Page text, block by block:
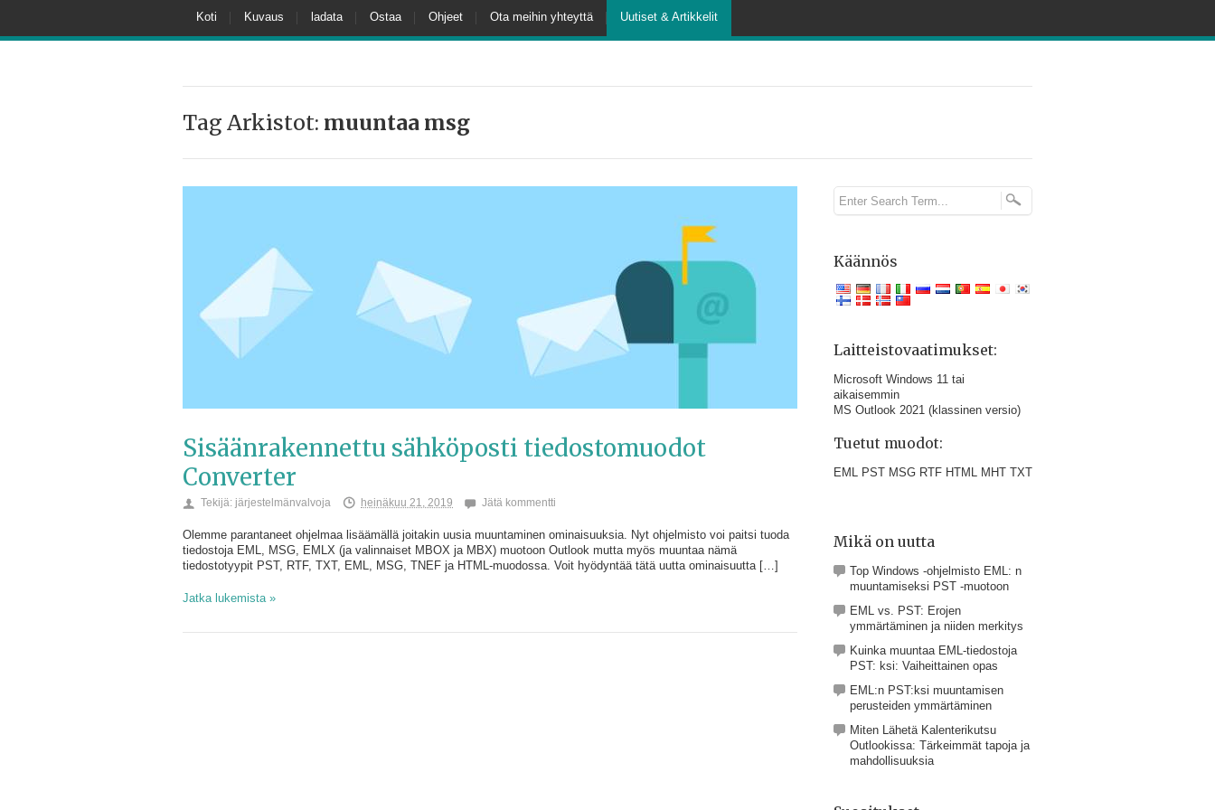
Koti Kuvaus ladata Ostaa Ohjeet Ota meihin yhteyttä Uutiset & Artikkelit
Tag Arkistot: muuntaa msg
Sisäänrakennettu sähköposti tiedostomuodot
Converter
Tekijä: järjestelmänvalvoja heinäkuu 21, 2019 Jätä kommentti
Olemme parantaneet ohjelmaa lisäämällä joitakin uusia muuntaminen ominaisuuksia. Nyt ohjelmisto voi paitsi tuoda
tiedostoja EML, MSG, EMLX (ja valinnaiset MBOX ja MBX) muotoon Outlook mutta myös muuntaa nämä
tiedostotyypit PST, RTF, TXT, EML, MSG, TNEF ja HTML-muodossa. Voit hyödyntää tätä uutta ominaisuutta […]
Jatka lukemista »
Käännös
Laitteistovaatimukset:
Microsoft Windows 11 tai
aikaisemmin
MS Outlook 2021 (klassinen versio)
Tuetut muodot:
EML PST MSG RTF HTML MHT TXT
Mikä on uutta
Top Windows -ohjelmisto EML: n
muuntamiseksi PST -muotoon
EML vs. PST: Erojen
ymmärtäminen ja niiden merkitys
Kuinka muuntaa EML-tiedostoja
PST: ksi: Vaiheittainen opas
EML:n PST:ksi muuntamisen
perusteiden ymmärtäminen
Miten Lähetä Kalenterikutsu
Outlookissa: Tärkeimmät tapoja ja
mahdollisuuksia